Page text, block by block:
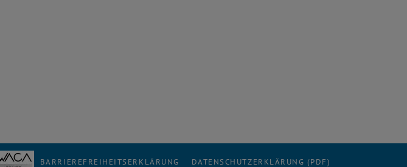
BARRIEREFREIHEITSERKLÄRUNG DATENSCHUTZERKLÄRUNG (PDF)